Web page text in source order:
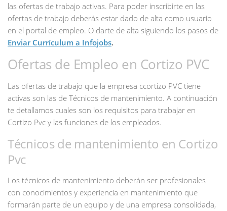
las ofertas de trabajo activas. Para poder inscribirte en las
ofertas de trabajo deberás estar dado de alta como usuario
en el portal de empleo. O darte de alta siguiendo los pasos de
Enviar Currículum a Infojobs.
Ofertas de Empleo en Cortizo PVC
Las ofertas de trabajo que la empresa ccortizo PVC tiene
activas son las de Técnicos de mantenimiento. A continuación
te detallamos cuales son los requisitos para trabajar en
Cortizo Pvc y las funciones de los empleados.
Técnicos de mantenimiento en Cortizo
Pvc
Los técnicos de mantenimiento deberán ser profesionales
con conocimientos y experiencia en mantenimiento que
formarán parte de un equipo y de una empresa consolidada,